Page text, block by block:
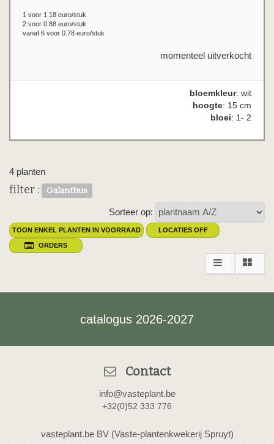
1 voor 1.18 euro/stuk
2 voor 0.88 euro/stuk
vanaf 6 voor 0.78 euro/stuk
momenteel uitverkocht
bloemkleur: wit
hoogte: 15 cm
bloei: 1- 2
4 planten
filter : Galanthus
Sorteer op:
TOON ENKEL PLANTEN IN VOORRAAD LOCATIES OFF
ORDERS
catalogus 2026-2027
Contact
info@vasteplant.be
+32(0)52 333 776
vasteplant.be BV (Vaste-plantenkwekerij Spruyt)